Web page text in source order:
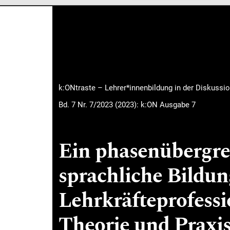
k:ONtraste – Lehrer*innenbildung in der
Bd. 7 Nr. 7/2023 (2023): k:ON Ausgabe 7
Ein
sprachliche